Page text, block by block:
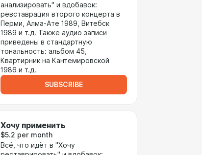
анализировать" и вдобавок:
ревставрация второго концерта в
Перми, Алма-Ате 1989, Витебск
1989 и т.д. Также аудио записи
приведены в стандартную
тональность: альбом 45,
Квартирник на Кантемировской
1986 и т.д.
SUBSCRIBE
Хочу применить
$5.2 per month
Всё, что идёт в "Хочу